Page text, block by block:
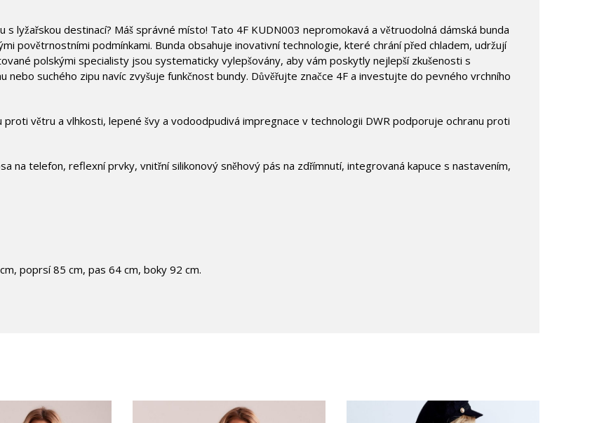
s lyžařskou destinací? Máš správné místo! Tato 4F KUDN003 nepromokavá a větruodolná dámská bunda
povětrnostními podmínkami. Bunda obsahuje inovativní technologie, které chrání před chladem, udržují
polskými specialisty jsou systematicky vylepšovány, aby vám poskytly nejlepší zkušenosti s
nebo suchého zipu navíc zvyšuje funkčnost bundy. Důvěřujte značce 4F a investujte do pevného vrchního
větru a vlhkosti, lepené švy a vodoodpudivá impregnace v technologii DWR podporuje ochranu proti
na telefon, reflexní prvky, vnitřní silikonový sněhový pás na zdřímnutí, integrovaná kapuce s nastavením,
poprsí 85 cm, pas 64 cm, boky 92 cm.